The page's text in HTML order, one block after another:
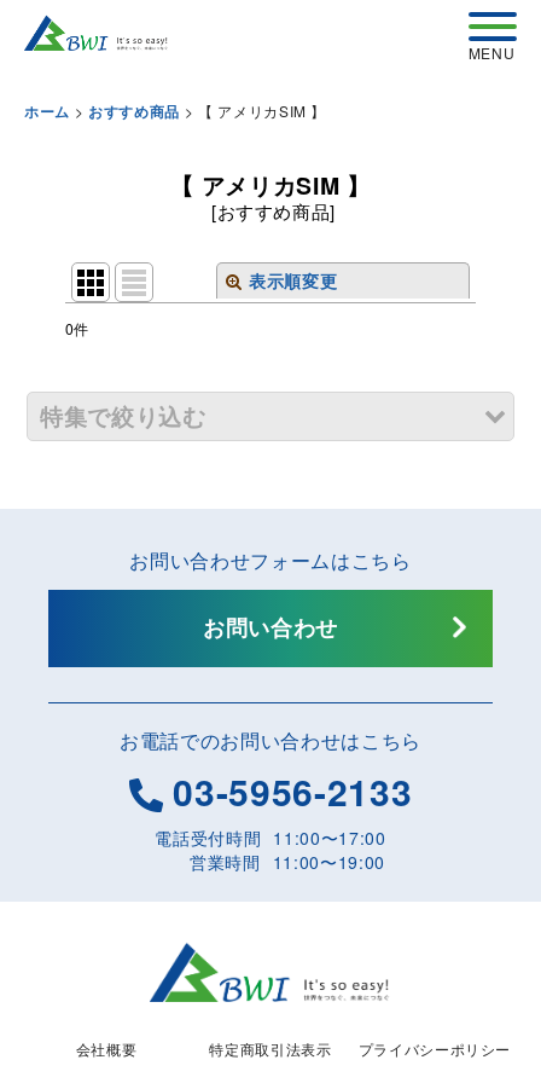
ホーム > おすすめ商品 > 【 アメリカSIM 】
【 アメリカSIM 】
[おすすめ商品]
表示順変更
並び順:
0件
特集で絞り込む
【 東南アジアSIM 】
【 ヨーロッパSIM 】
お電話でのお問い合わせはこちら
03-5956-2133
電話受付時間 11:00〜17:00
営業時間
11:00〜19:00
お問い合わせフォームはこちら
お問い合わせ
会社概要 特定商取引法表示 プライバシーポリシー